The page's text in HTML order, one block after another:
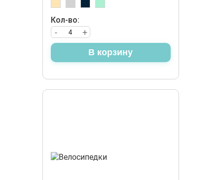
Кол-во:
+
-
В корзину